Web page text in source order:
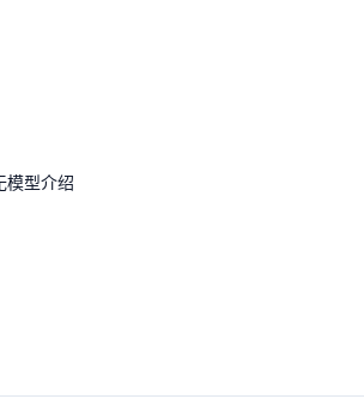
模型介绍